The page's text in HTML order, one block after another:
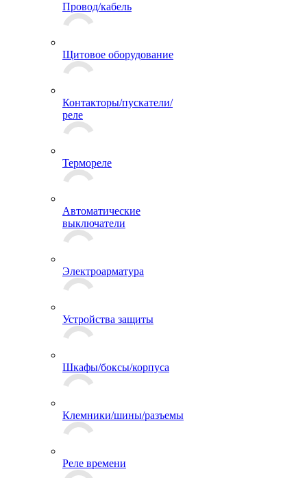
Провод/кабель
Щитовое оборудование
Контакторы/пускатели/
реле
Термореле
Автоматические
выключатели
Электроарматура
Устройства защиты
Шкафы/боксы/корпуса
Клемники/шины/разъемы
Реле времени